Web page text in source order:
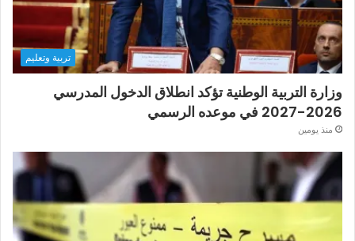
تربية وتعليم
وزارة التربية الوطنية تؤكد انطلاق الدخول المدرسي
2026-2027 في موعده الرسمي
منذ يومين